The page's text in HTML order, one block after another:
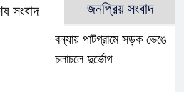
সংবাদ জনপ্রিয় সংবাদ
বন্যায় পাটগ্রামে সড়ক ভেঙে
চলাচলে দুর্ভোগ